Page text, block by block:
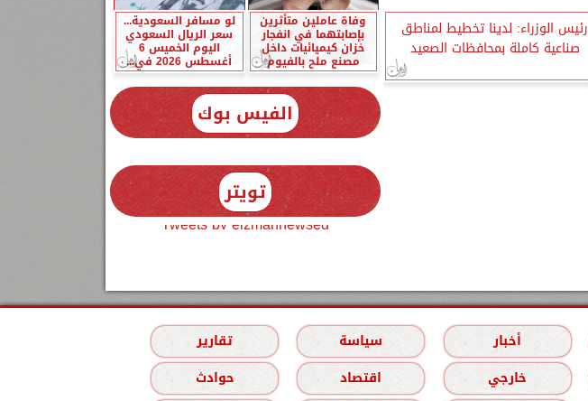
رئيس الوزراء: لدينا تخطيط لمناطق
صناعية كاملة بمحافظات الصعيد
وفاة عاملين متأثرين
بإصابتهما في انفجار
خزان كيميائيات داخل
مصنع ملح بالفيوم
لو مسافر السعودية...
سعر الريال السعودي
اليوم الخميس 6
أغسطس 2026 في...
الفيس بوك
تويتر
Tweets by elzmannewseg
أخبار سياسة
تقارير
خارجي اقتصاد
حوادث